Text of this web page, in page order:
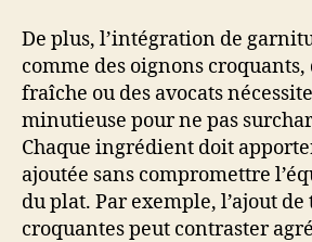
De plus, l’intégration de
comme des oignons
fraîche ou des avocats
minutieuse pour ne pas
Chaque ingrédient doit
ajoutée sans compromettre
du plat. Par exemple, l’ajout
croquantes peut contraster